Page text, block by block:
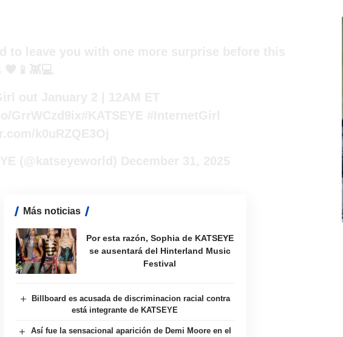
Más noticias
Por esta razón, Sophia de KATSEYE
se ausentará del Hinterland Music
Festival
Billboard es acusada de discriminacion racial contra
está integrante de KATSEYE
Así fue la sensacional aparición de Demi Moore en el